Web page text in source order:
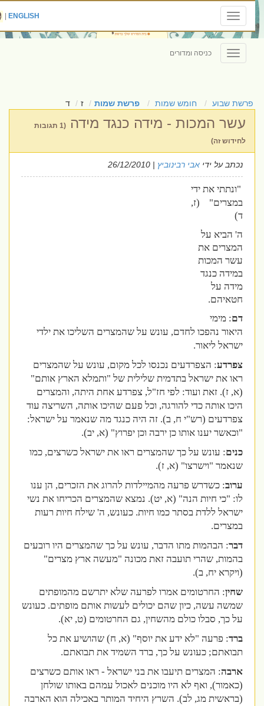
Toggle
navigation
ENGLISH
|
Toggle
navigation
כניסה ומדורים
פרשת שבוע חומש שמות פרשת שמות ז ד
עשר המכות - מידה כנגד מידה
(1 תגובות
לחידוש זה)
נכתב על ידיאבי רבינוביץ| 26/12/2010
"ונתתי את ידי
במצרים" (ז,
ה' הביא על
המצרים את
עשר המכות
במידה כנגד
מידה על
חטאיהם.
דם: מימי
היאור נהפכו לחדם, עונש על שהמצרים השליכו את ילדי
ישראל ליאור.
צפרדע: הצפרדעים נכנסו לכל מקום, עונש על שהמצרים
ראו את ישראל בתדמית שלילית של "ותמלא הארץ אותם"
(א, ז). זאת ועוד: לפי חז"ל, צפרדע אחת היתה, והמצרים
היכו אותה כדי להורגה, וכל פעם שהיכו אותה, השריצה עוד
צפרדעים (רש"י ח, ב). זה היה כנגד מה שנאמר על ישראל:
"וכאשר יענו אותו כן ירבה וכן יפרוץ" (א, יב).
כנים: עונש על כך שהמצרים ראו את ישראל כשרצים, כמו
שנאמר "וישרצו" (א, ז).
ערוב: כשדרש פרעה מהמיילדות להרוג את הזכרים, הן ענו
לו: "כי חיות הנה" (א, יט). נמצא שהמצרים הכריחו את נשי
ישראל ללדת בסתר כמו חיות. כעונש, ה' שילח חיות רעות
במצרים.
דבר: הבהמות מתו הדבר, עונש על כך שהמצרים היו רובעים
בהמות, שהרי תועבה זאת מכונה "מעשה ארץ מצרים"
(ויקרא יח, ב).
שחין: החרטומים אמרו לפרעה שלא יתרשם מהמופתים
שמשה עשה, כיון שהם יכולים לעשות אותם מופתים. כעונש
על כך, סבלו כולם מהשחין, גם החרטומים (ט, יא).
ברד: פרעה "לא ידע את יוסף" (א, ח) שהושיע את כל
תבואתם; כעונש על כך, ברד השמיד את תבואתם.
ארבה: המצרים תיעבו את בני ישראל - ראו אותם כשרצים
(כאמור), ואף לא היו מוכנים לאכול עמהם באותו שולחן
(בראשית מג, לב). השרץ היחיד המותר באכילה הוא הארבה